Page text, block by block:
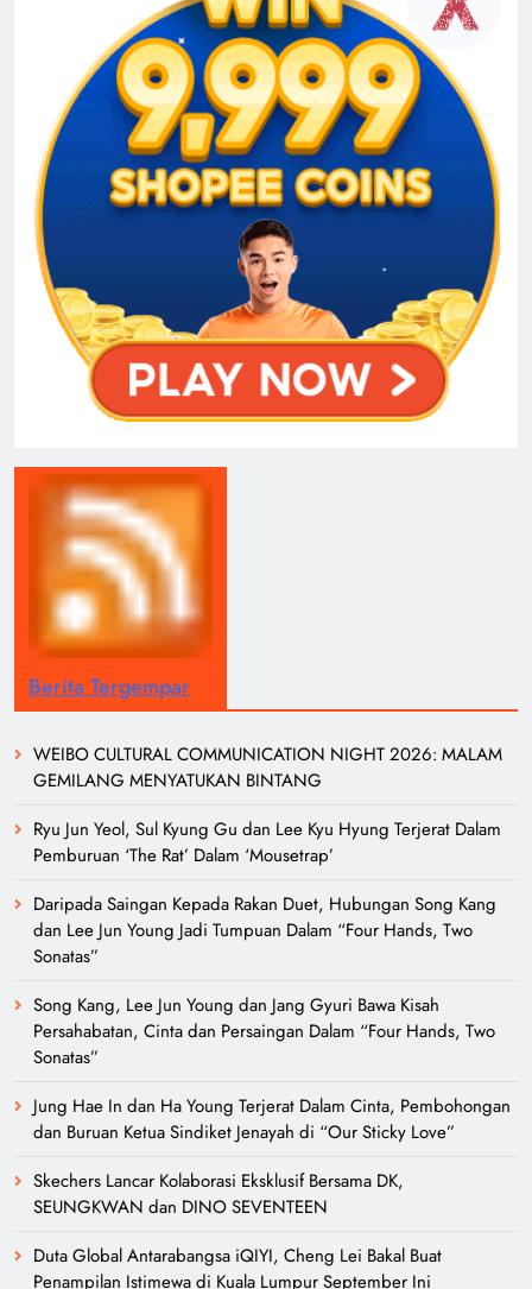
Berita Tergempar
WEIBO CULTURAL COMMUNICATION NIGHT 2026: MALAM
GEMILANG MENYATUKAN BINTANG
Ryu Jun Yeol, Sul Kyung Gu dan Lee Kyu Hyung Terjerat Dalam
Pemburuan ‘The Rat’ Dalam ‘Mousetrap’
Daripada Saingan Kepada Rakan Duet, Hubungan Song Kang
dan Lee Jun Young Jadi Tumpuan Dalam “Four Hands, Two
Sonatas”
Song Kang, Lee Jun Young dan Jang Gyuri Bawa Kisah
Persahabatan, Cinta dan Persaingan Dalam “Four Hands, Two
Sonatas”
Jung Hae In dan Ha Young Terjerat Dalam Cinta, Pembohongan
dan Buruan Ketua Sindiket Jenayah di “Our Sticky Love”
Skechers Lancar Kolaborasi Eksklusif Bersama DK,
SEUNGKWAN dan DINO SEVENTEEN
Duta Global Antarabangsa iQIYI, Cheng Lei Bakal Buat
Penampilan Istimewa di Kuala Lumpur September Ini